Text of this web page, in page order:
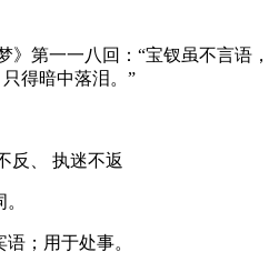
》第一一八回：“宝钗虽不言语，
得暗中落泪。”
反、 执迷不返
；用于处事。